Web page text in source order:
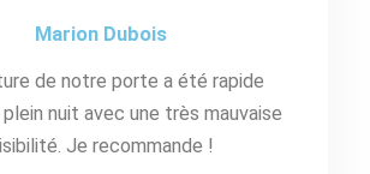
Marion Dubois
de notre porte a été rapide
nuit avec une très mauvaise
Je recommande !